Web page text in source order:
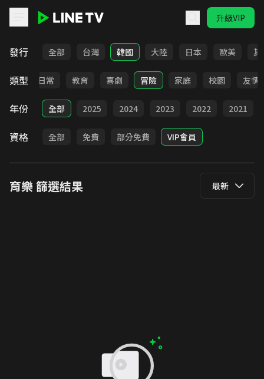
升級VIP
發行 全部 台灣 韓國 大陸 日本 歐美 其
類型
卡通 日常 教育 喜劇 冒險 家庭 校園 友情
年份 全部 2025 2024 2023 2022 2021
資格 全部 免費 部分免費 VIP會員
育樂篩選結果 最新